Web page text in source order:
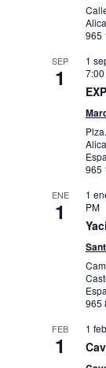
965
SEP
1
1
965
ENE
1
1
PM
965
FEB
1
1